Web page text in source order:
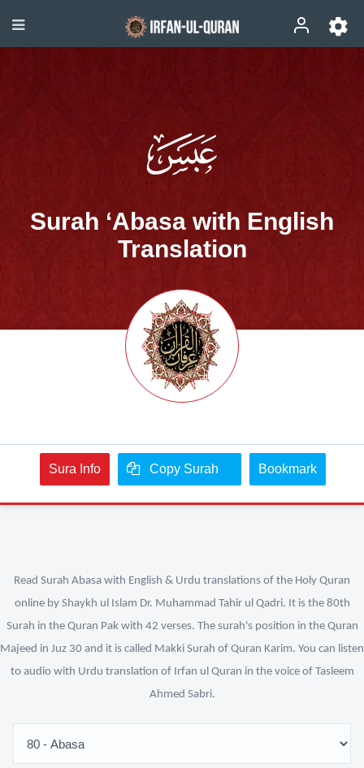
Surah ‘Abasa with English
Translation
Sura Info Copy Surah Bookmark
Read Surah Abasa with English & Urdu translations of the Holy Quran
online by Shaykh ul Islam Dr. Muhammad Tahir ul Qadri. It is the 80th
Surah in the Quran Pak with 42 verses. The surah's position in the Quran
Majeed in Juz 30 and it is called Makki Surah of Quran Karim. You can listen
to audio with Urdu translation of Irfan ul Quran in the voice of Tasleem
Ahmed Sabri.